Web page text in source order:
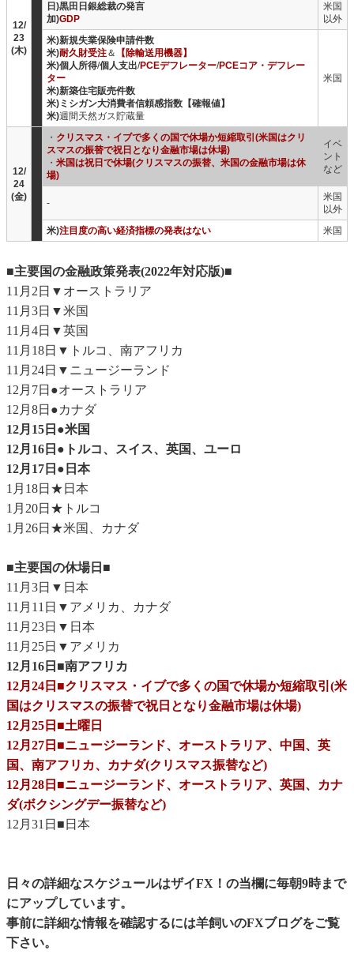
12/
23
(木)
日)黒田日銀総裁の発言
加)GDP
米国
以外
米)新規失業保険申請件数
米)耐久財受注＆
【除輸送用機器】
米)個人所得/個人支出/PCEデフレーター/PCEコア・デフレー
ター
米)新築住宅販売件数
米)ミシガン大消費者信頼感指数【確報値】
米)週間天然ガス貯蔵量
米国
12/
24
(金)
・ クリスマス・イブで多くの国で休場か短縮取引(米国はクリ
スマスの振替で祝日となり金融市場は休場)
・ 米国は祝日で休場(クリスマスの振替、米国の金融市場は休
場)
イベ
ント
など
-
米国
以外
米)注目度の高い経済指標の発表はない 米国
■主要国の金融政策発表(2022年対応版)■
11月2日▼オーストラリア
11月3日▼米国
11月4日▼英国
11月18日▼トルコ、南アフリカ
11月24日▼ニュージーランド
12月7日●オーストラリア
12月8日●カナダ
12月15日●米国
12月16日●トルコ、スイス、英国、ユーロ
12月17日●日本
1月18日★日本
1月20日★トルコ
1月26日★米国、カナダ
■主要国の休場日■
11月3日▼日本
11月11日▼アメリカ、カナダ
11月23日▼日本
11月25日▼アメリカ
12月16日■南アフリカ
12月24日■クリスマス・イブで多くの国で休場か短縮取引(米
国はクリスマスの振替で祝日となり金融市場は休場)
12月25日■土曜日
12月27日■ニュージーランド、オーストラリア、中国、英
国、南アフリカ、カナダ(クリスマス振替など)
12月28日■ニュージーランド、オーストラリア、英国、カナ
ダ(ボクシングデー振替など)
12月31日■日本
日々の詳細なスケジュールはザイFX！の当欄に毎朝9時まで
にアップしています。
事前に詳細な情報を確認するには羊飼いのFXブログをご覧
下さい。